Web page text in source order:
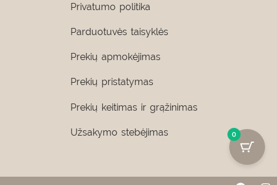
Privatumo politika
Parduotuvės taisyklės
Prekių apmokėjimas
Prekių pristatymas
Prekių keitimas ir grąžinimas
Užsakymo stebėjimas 0